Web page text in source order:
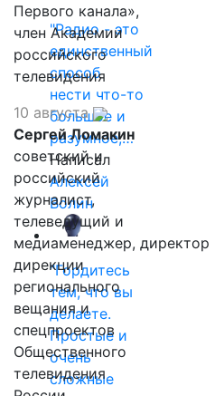
"Радио - это
единственный
способ
нести что-то
большое и
разумное,…
Написал
Алексей
Волин
"Гордитесь
тем, что вы
делаете.
Простые и
очень
сложные
Первого канала»,
член Академии
российского
телевидения
10 августа
Сергей Ломакин
советский и
российский
журналист,
телеведущий и
медиаменеджер, директор
дирекции
регионального
вещания и
спецпроектов
Общественного
телевидения